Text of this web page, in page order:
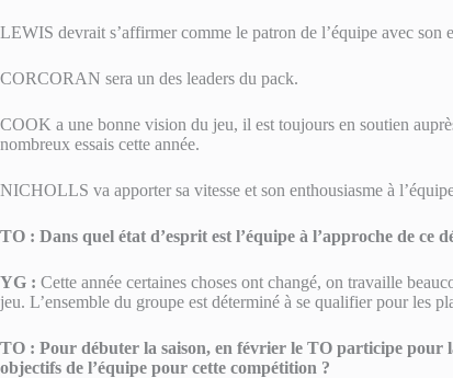
LEWIS devrait s’affirmer comme le patron de l’équipe avec son
CORCORAN sera un des leaders du pack.
COOK a une bonne vision du jeu, il est toujours en soutien
nombreux essais cette année.
NICHOLLS va apporter sa vitesse et son enthousiasme à
TO : Dans quel état d’esprit est l’équipe à l’approche de ce
YG : Cette année certaines choses ont changé, on travaille
jeu. L’ensemble du groupe est déterminé à se qualifier pour les
TO : Pour débuter la saison, en février le TO participe
objectifs de l’équipe pour cette compétition ?